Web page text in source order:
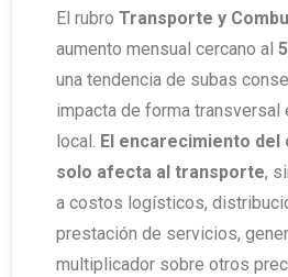
El rubro Transporte y
aumento mensual cercano al
una tendencia de subas
impacta de forma transversal
local. El encarecimiento del
solo afecta al transporte,
a costos logísticos,
prestación de servicios,
multiplicador sobre otros